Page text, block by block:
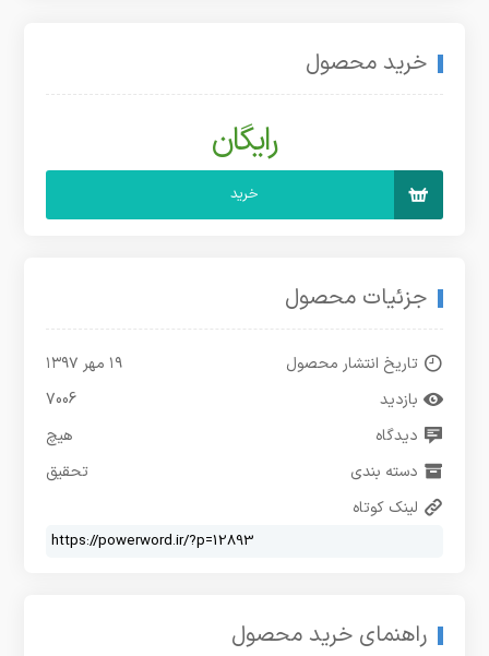
خرید محصول
رایگان
خرید
جزئیات محصول
تاریخ انتشار محصول
۱۹ مهر ۱۳۹۷
بازدید
7006
دیدگاه
هیچ
دسته بندی
تحقیق
لینک کوتاه
راهنمای خرید محصول